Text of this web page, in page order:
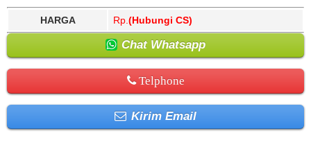
HARGA Rp. (Hubungi CS)
Chat Whatsapp
Telphone
Kirim Email